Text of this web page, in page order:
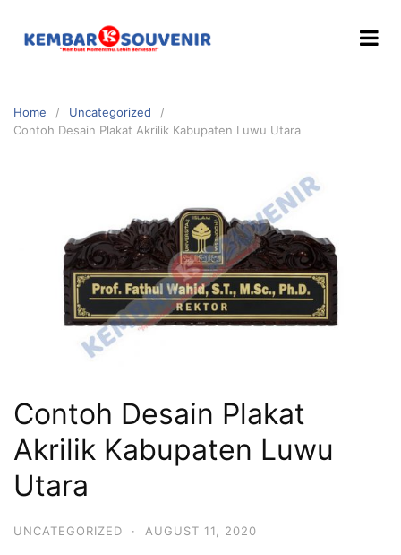
Home
Uncategorized
Contoh Desain Plakat Akrilik Kabupaten Luwu Utara
Contoh Desain Plakat
Akrilik Kabupaten Luwu
Utara
UNCATEGORIZED · AUGUST 11, 2020